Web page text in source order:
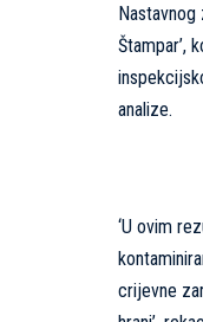
Nastavnog
Štampar’,
analize.
‘U ovim
crijevne